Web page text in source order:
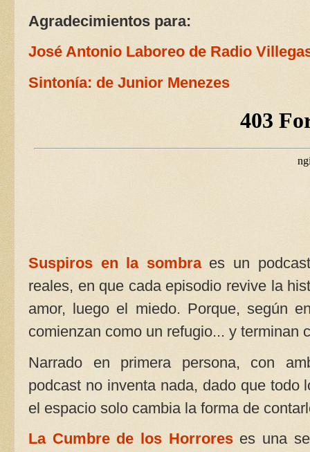
Agradecimientos para:
José Antonio Laboreo de Radio
Sintonía: de Junior Menezes
Suspiros en la sombra es un
reales, en que cada episodio revive la
amor, luego el miedo. Porque, según
comienzan como un refugio... y terminan
Narrado en primera persona, con
podcast no inventa nada, dado que
el espacio solo cambia la forma de
La Cumbre de los Horroreses una